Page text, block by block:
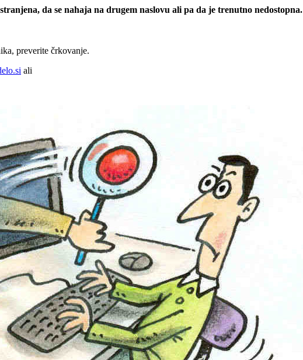
da se nahaja na drugem naslovu ali pa da je trenutno nedostopna.
preverite črkovanje.
ali